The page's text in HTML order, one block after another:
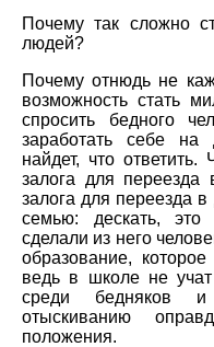
Почему так сложно
людей?
Почему отнюдь не
возможность стать
спросить бедного
заработать себе на
найдет, что
залога для переезда
залога для переезда
семью: дескать,
сделали из него
образование,
ведь в школе не
среди бедняков
отыскиванию
положения.